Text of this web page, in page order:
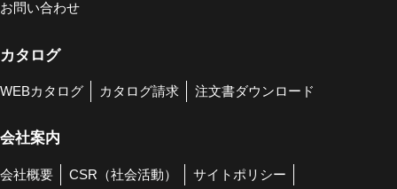
お問い合わせ
カタログ
WEBカタログ カタログ請求 注文書ダウンロード
会社案内
会社概要 CSR（社会活動） サイトポリシー